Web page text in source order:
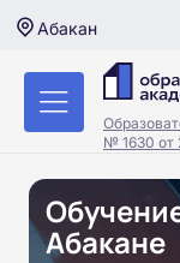
Абакан
№ 1630 от
Абакане